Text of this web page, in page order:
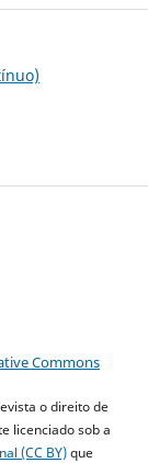
Commons
o direito de
licenciado sob a
(CC BY)que